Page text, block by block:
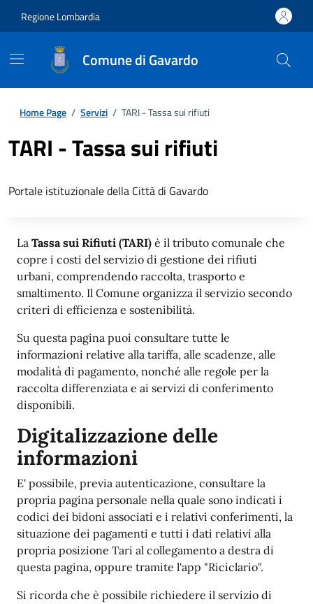
Regione Lombardia
Comune di Gavardo
Home Page / Servizi / TARI - Tassa sui rifiuti
TARI - Tassa sui rifiuti
Portale istituzionale della Città di Gavardo
La Tassa sui Rifiuti (TARI) è il tributo comunale che
copre i costi del servizio di gestione dei rifiuti
urbani, comprendendo raccolta, trasporto e
smaltimento. Il Comune organizza il servizio secondo
criteri di efficienza e sostenibilità.
Su questa pagina puoi consultare tutte le
informazioni relative alla tariffa, alle scadenze, alle
modalità di pagamento, nonché alle regole per la
raccolta differenziata e ai servizi di conferimento
disponibili.
Digitalizzazione delle
informazioni
E' possibile, previa autenticazione, consultare la
propria pagina personale nella quale sono indicati i
codici dei bidoni associati e i relativi conferimenti, la
situazione dei pagamenti e tutti i dati relativi alla
propria posizione Tari al collegamento a destra di
questa pagina, oppure tramite l'app "Riciclario".
Si ricorda che è possibile richiedere il servizio di